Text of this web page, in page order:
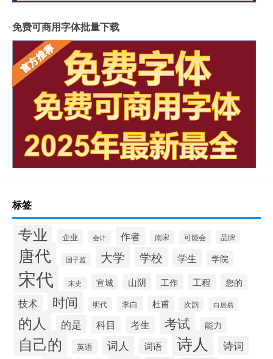
免费可商用字体批量下载
标签
专业 企业 会计 作者 南宋 可能会 品牌
唐代 国子监 大学 学校 学生 学院
宋代 宋史 宣城 山阴 工作 工程 您的
技术 时间 明代 李白 杜甫 次韵 白居易
的人 的是 科目 考生 考试 能力
自己的 英语 词人 词语 诗人 诗词